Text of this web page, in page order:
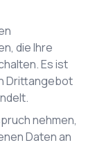
die Ihre
Es ist
Drittangebot
nehmen,
Daten an